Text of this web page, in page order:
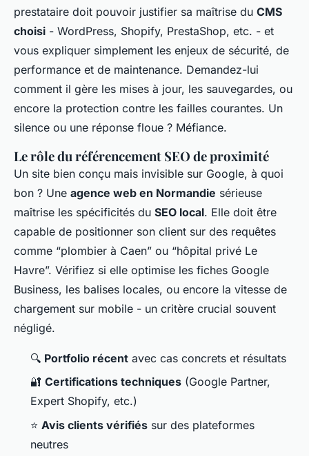
prestataire doit pouvoir justifier sa maîtrise du CMS
choisi - WordPress, Shopify, PrestaShop, etc. - et
vous expliquer simplement les enjeux de sécurité, de
performance et de maintenance. Demandez-lui
comment il gère les mises à jour, les sauvegardes, ou
encore la protection contre les failles courantes. Un
silence ou une réponse floue ? Méfiance.
Le rôle du référencement SEO de proximité
Un site bien conçu mais invisible sur Google, à quoi
bon ? Une agence web en Normandie sérieuse
maîtrise les spécificités du SEO local. Elle doit être
capable de positionner son client sur des requêtes
comme “plombier à Caen” ou “hôpital privé Le
Havre”. Vérifiez si elle optimise les fiches Google
Business, les balises locales, ou encore la vitesse de
chargement sur mobile - un critère crucial souvent
négligé.
🔍 Portfolio récent avec cas concrets et résultats
🔐 Certifications techniques (Google Partner,
Expert Shopify, etc.)
⭐ Avis clients vérifiés sur des plateformes
neutres